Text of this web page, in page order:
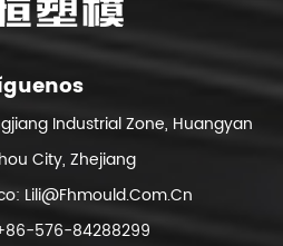
Industrial Zone, Huangyan
City, Zhejiang
Lili@fhmould.com.cn
576-84288299